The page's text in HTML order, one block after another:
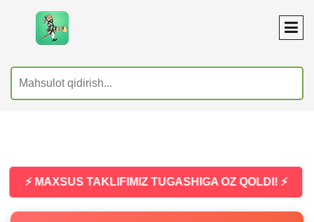
⚡ MAXSUS TAKLIFIMIZ TUGASHIGA OZ QOLDI! ⚡